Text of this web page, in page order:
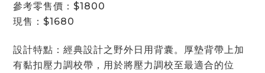
參考零售價：$1800
現售：$1680
設計特點：經典設計之野外日用背囊。厚墊背帶上加
有黏扣壓力調校帶，用於將壓力調校至最適合的位